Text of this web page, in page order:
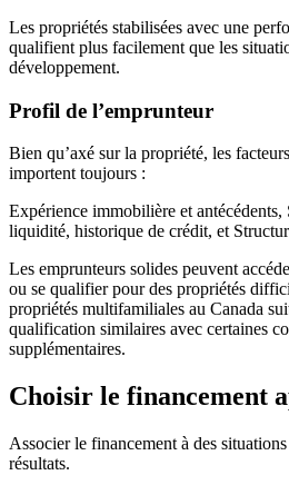
Les propriétés stabilisées avec une
qualifient plus facilement que les
développement.
Profil de l’emprunteur
Bien qu’axé sur la propriété, les
importent toujours :
Expérience immobilière et
liquidité, historique de crédit, et
Les emprunteurs solides peuvent
ou se qualifier pour des propriétés
propriétés multifamiliales au Canada
qualification similaires avec certaines
supplémentaires.
Choisir le financement
Associer le financement à des
résultats.